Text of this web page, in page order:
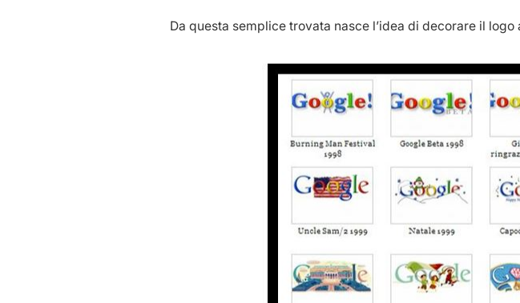
Da questa semplice trovata nasce l’idea di decorare il